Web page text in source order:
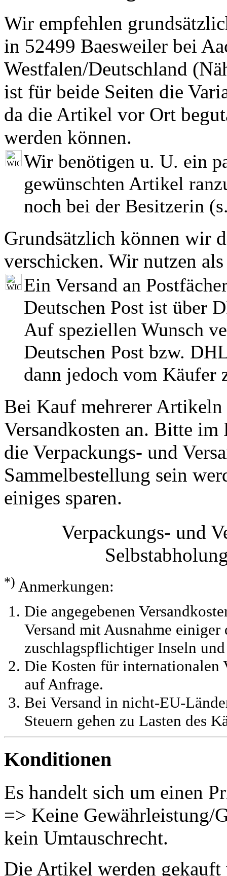
Wir empfehlen
in 52499 Baesweiler bei
Westfalen/Deutschland
ist für beide Seiten die
da die Artikel vor Ort
werden können.
Wir benötigen u. U. ein
gewünschten Artikel
noch bei der Besitzerin
Grundsätzlich können wir
verschicken. Wir nutzen
Ein Versand an
Deutschen Post ist über
Auf speziellen Wunsch
Deutschen Post bzw.
dann jedoch vom Käufer
Bei Kauf mehrerer
Versandkosten an. Bitte
die Verpackungs- und
Sammelbestellung sein
einiges sparen.
Verpackungs- und
*) Anmerkungen:
Die angegebenen
Versand mit Ausnahme
zuschlagspflichtiger Inseln
Die Kosten für
auf Anfrage.
Bei Versand in nicht-EU-
Steuern gehen zu Lasten des
Konditionen
Es handelt sich um einen
=> Keine Gewährleistung/
kein Umtauschrecht.
Die Artikel werden gekauft